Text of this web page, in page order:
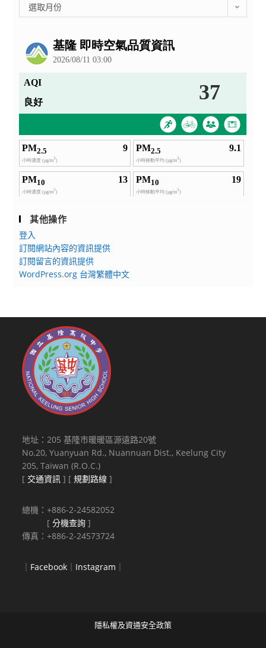
整
選取月份
其他操作
登入
訂閱網站內容的資訊提供
訂閱留言的資訊提供
WordPress.org 台灣繁體中文
地址：205 基隆市暖暖區源遠路20號
No.20, Yuanyuan Rd., Nuannuan Dist., Keelung City
205, Taiwan (R.O.C.)
[ 交通資訊 ] [規劃路線 ]
總機：+886-2-24582052
[分機查詢 ]
傳真：+886-2-24573724
｜ Facebook ｜ Instagram ｜
隱私權及資通安全政策